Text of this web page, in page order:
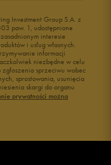
Investment Group S.A. z
paw. 1, udostępnione
interesie
i usług własnych.
informacji
niezbędne w celu
sprzeciwu wobec
sprostowania, usunięcia
skargi do organu
prywatności można